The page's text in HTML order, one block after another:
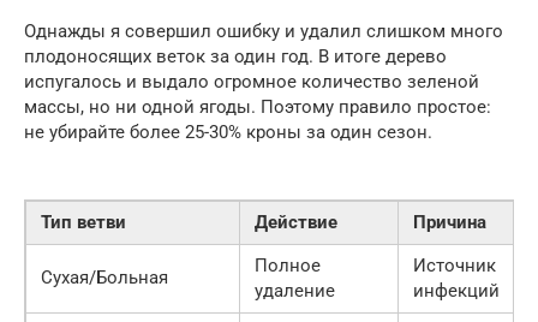
Однажды я совершил ошибку и удалил слишком много
плодоносящих веток за один год. В итоге дерево
испугалось и выдало огромное количество зеленой
массы, но ни одной ягоды. Поэтому правило простое:
не убирайте более 25-30% кроны за один сезон.
Тип ветви Действие Причина
Сухая/Больная
Полное
удаление
Источник
инфекций